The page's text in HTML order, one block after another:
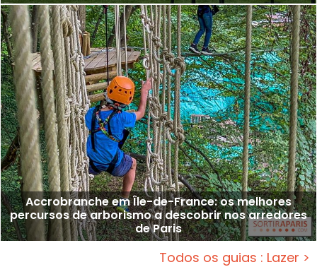
Accrobranche em Île-de-France: os melhores
percursos de arborismo a descobrir nos arredores
de Paris
Todos os guias : Lazer >